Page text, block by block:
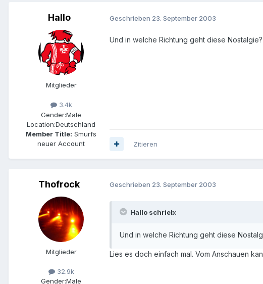
Hallo
Mitglieder
3.4k
Gender:Male
Location:Deutschland
Member Title: Smurfs
neuer Account
Geschrieben 23. September 2003
Und in welche Richtung geht diese
Zitieren
Thofrock
Mitglieder
32.9k
Gender:Male
Geschrieben 23. September 2003
Hallo schrieb:
Und in welche Richtung geht diese
Lies es doch einfach mal. Vom Anschauen